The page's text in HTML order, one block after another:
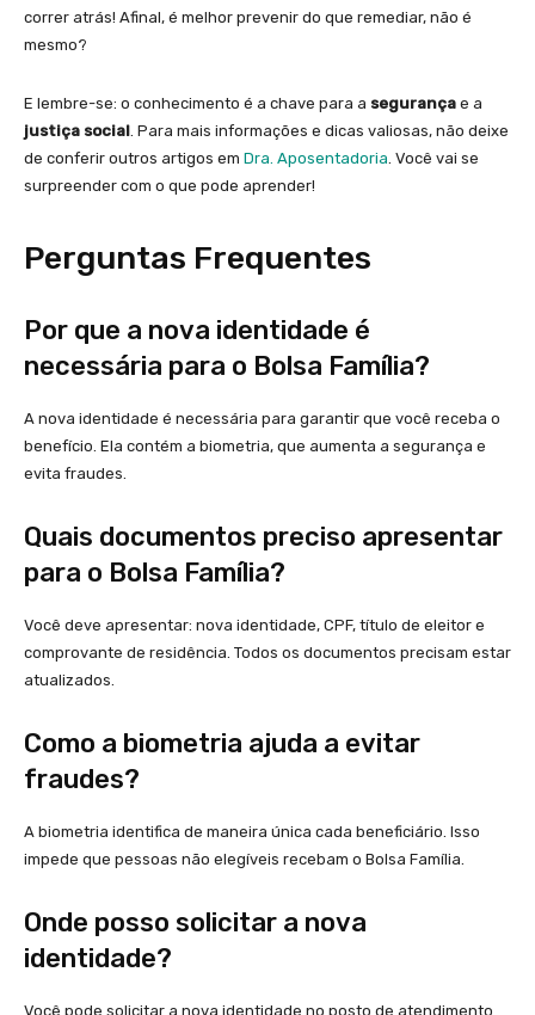
correr atrás! Afinal, é melhor prevenir do que remediar, não é
mesmo?
E lembre-se: o conhecimento é a chave para a segurança e a
justiça social. Para mais informações e dicas valiosas, não deixe
de conferir outros artigos em Dra. Aposentadoria. Você vai se
surpreender com o que pode aprender!
Perguntas Frequentes
Por que a nova identidade é
necessária para o Bolsa Família?
A nova identidade é necessária para garantir que você receba o
benefício. Ela contém a biometria, que aumenta a segurança e
evita fraudes.
Quais documentos preciso apresentar
para o Bolsa Família?
Você deve apresentar: nova identidade, CPF, título de eleitor e
comprovante de residência. Todos os documentos precisam estar
atualizados.
Como a biometria ajuda a evitar
fraudes?
A biometria identifica de maneira única cada beneficiário. Isso
impede que pessoas não elegíveis recebam o Bolsa Família.
Onde posso solicitar a nova
identidade?
Você pode solicitar a nova identidade no posto de atendimento